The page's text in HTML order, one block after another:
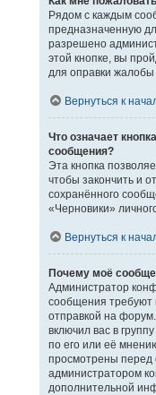
Рядом с каждым
предназначенную
разрешено
этой кнопке, вы
для оправки
Вернуться к
Что означает
сообщения?
Эта кнопка
чтобы закончить и
сохранённого
«Черновики»
Вернуться к
Почему моё
Администратор
сообщения требуют
отправкой на
включил вас в
по его или её
просмотрены перед
администратором
дополнительной